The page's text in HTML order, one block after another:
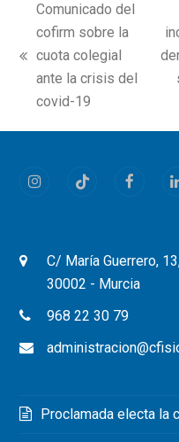
previous
post:
Comunicado del
cofirm sobre la
cuota colegial
ante la crisis del
covid-19
InstagramTiktok
C/ María Guerrero,
30002 - Murcia
968 22 30 79
Proclamada electa la